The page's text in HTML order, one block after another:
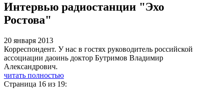
Интервью радиостанции "Эхо
Ростова"
20 января 2013
Корреспондент. У нас в гостях руководитель российской
ассоциации даоинь доктор Бутримов Владимир
Александрович.
читать полностью
Страница 16 из 19: